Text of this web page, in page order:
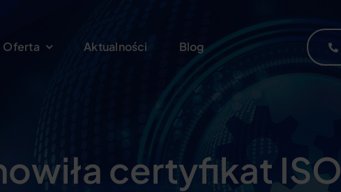
Oferta Aktualności Blog
certyfikat ISO